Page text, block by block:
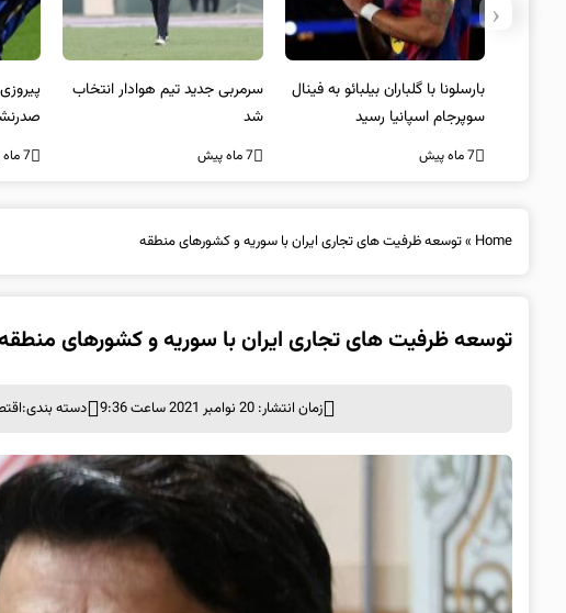
سرمربی جدید تیم هوادار انتخاب
شد
7 ماه پیش
پیروزی اینتر برای تثبیت
صدرنشینی/ افزایش فاصله با
ناپولی
7 ماه پیش
کامبک
7 ماه پیش
‹
Home
»توسعه ظرفیت ‌های تجاری ایران با سوریه و کشورهای منطقه
توسعه ظرفیت ‌های تجاری ایران با سوریه و کشورهای
زمان انتشار: 20 نوامبر 2021 ساعت 9:36 دسته بندی: